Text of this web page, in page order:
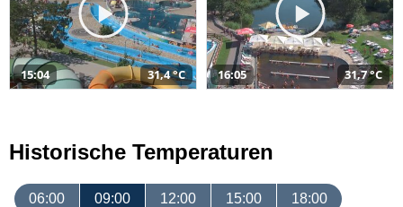
15:04 31,4 °C 16:05 31,7 °C
Historische Temperaturen
06:00 09:00 12:00 15:00 18:00